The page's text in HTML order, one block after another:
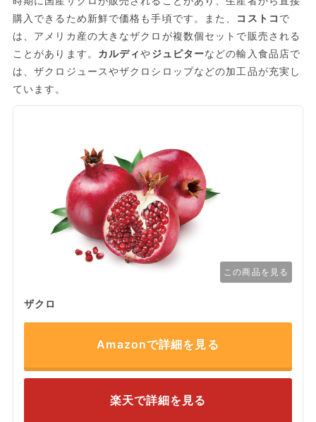
購入できるため新鮮で価格も手頃です。また、 コストコ で
は、アメリカ産の大きなザクロが複数個セットで販売される
ことがあります。 カルディやジュピターなどの輸入食品店で
は、ザクロジュースやザクロシロップなどの加工品が充実し
ています。
この商品を見る
ザクロ
Amazonで詳細を見る
楽天で詳細を見る